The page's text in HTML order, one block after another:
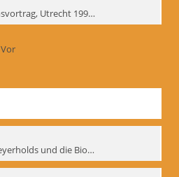
Demonstrationsvortrag, Utrecht 1991 (1) - Interne Signatur: BM-vid-17
Vor
Das Theater Meyerholds und die Biomechanik